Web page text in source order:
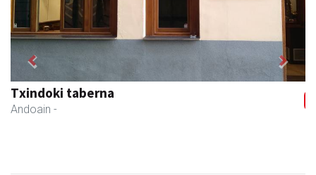
Txindoki taberna
Andoain -
Previous Next